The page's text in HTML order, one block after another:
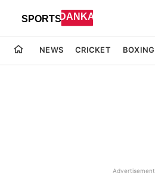
NEWS CRICKET BOXING
Advertisement